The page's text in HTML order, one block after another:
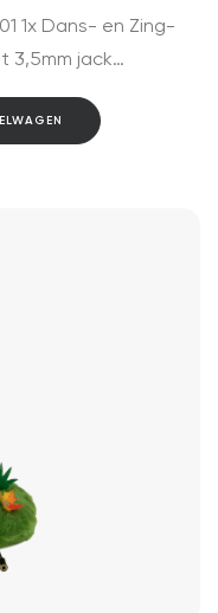
1x Dans- en Zing-
3,5mm jack…